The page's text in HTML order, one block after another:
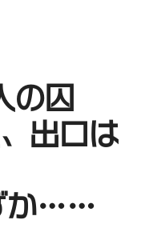
の囚
出口は
か……